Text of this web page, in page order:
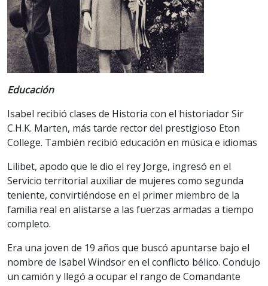
Educación
Isabel recibió clases de Historia con el historiador Sir
C.H.K. Marten, más tarde rector del prestigioso Eton
College. También recibió educación en música e idiomas
Lilibet, apodo que le dio el rey Jorge, ingresó en el
Servicio territorial auxiliar de mujeres como segunda
teniente, convirtiéndose en el primer miembro de la
familia real en alistarse a las fuerzas armadas a tiempo
completo.
Era una joven de 19 años que buscó apuntarse bajo el
nombre de Isabel Windsor en el conflicto bélico. Condujo
un camión y llegó a ocupar el rango de Comandante